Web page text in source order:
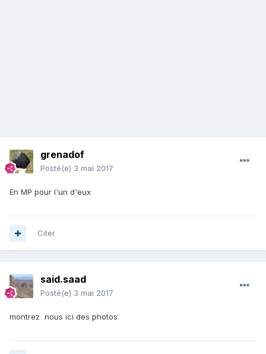
grenadof
Posté(e) 3 mai 2017
En MP pour l'un d'eux
Citer
said.saad
Posté(e) 3 mai 2017
montrez nous ici des photos